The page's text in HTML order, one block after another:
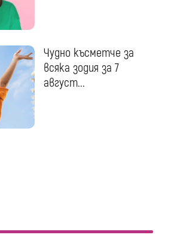
Чудно късметче за
всяка зодия за 7
август...